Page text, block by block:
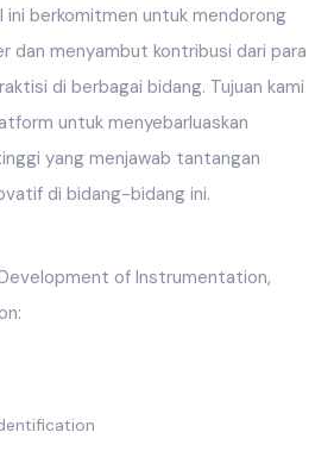
ini berkomitmen untuk mendorong
dan menyambut kontribusi dari para
di berbagai bidang. Tujuan kami
untuk menyebarluaskan
yang menjawab tantangan
di bidang-bidang ini.
of Instrumentation,